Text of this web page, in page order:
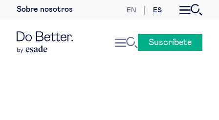
Sobre nosotros EN ES
Economía internacional
Suscríbete